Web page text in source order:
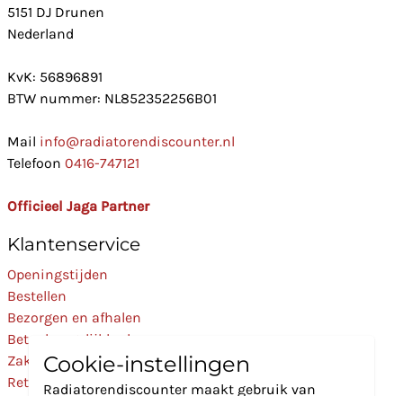
5151 DJ Drunen
Nederland
KvK: 56896891
BTW nummer: NL852352256B01
Mail info@radiatorendiscounter.nl
Telefoon 0416-747121
Officieel Jaga Partner
Klantenservice
Openingstijden
Bestellen
Bezorgen en afhalen
Betaalmogelijkheden
Zakelijk
Retourneren
Cookie-instellingen
Radiatorendiscounter maakt gebruik van